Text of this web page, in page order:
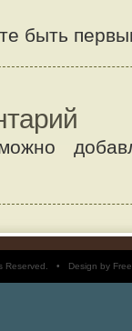
быть
Reserved. • Design by